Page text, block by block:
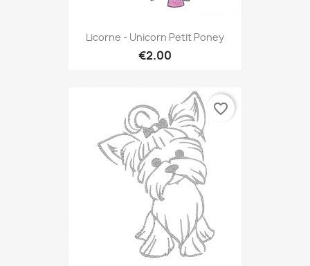
Licorne - Unicorn Petit Poney
€2.00
favorite_border